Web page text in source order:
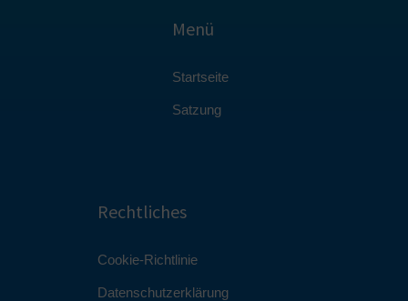
Menü
Startseite
Satzung
Rechtliches
Cookie-Richtlinie
Datenschutzerklärung